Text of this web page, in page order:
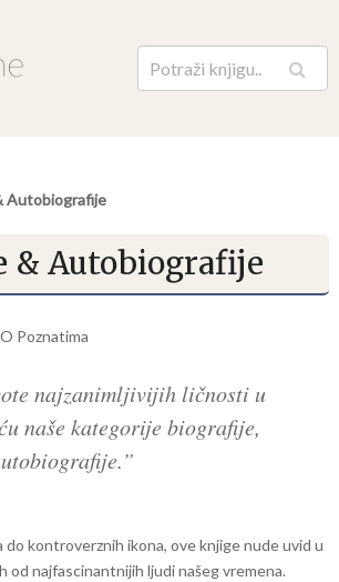
Pretraga
Autobiografije
& Autobiografije
Poznatima
najzanimljivijih ličnosti u
naše kategorije biografije,
kontroverznih ikona, ove knjige nude uvid u
od najfascinantnijih ljudi našeg vremena.